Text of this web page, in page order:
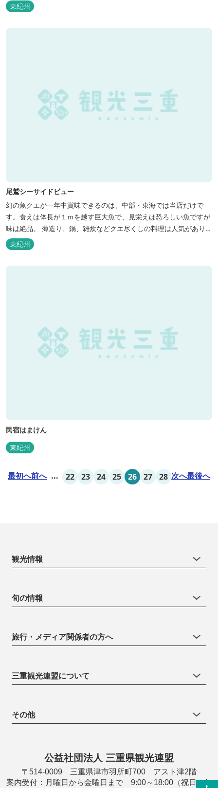
東紀州
尾鷲シーサイドビュー
幻の魚クエが一年中賞味できるのは、中部・東海では当店だけで
す。食えは体長が１ｍを越す巨大魚で、見栄えは恐ろしい魚ですが
味は絶品。 薄造り、鍋、雑炊などクエ尽くしの料理は人気がありま
す。ぜひご賞味ください（料理だけでも歌。また、宿泊者には船で
の無料遊覧サービス（１時間）を行ないます。
東紀州
民宿はまけん
東紀州
最初へ前へ ... 22 23 24 25 26 27 28 次へ最後へ
観光情報
旬の情報
旅行・メディア関係者の方へ
三重観光連盟について
その他
公益社団法人 三重県観光連盟
〒514-0009 三重県津市羽所町700 アスト津2階
案内受付：月曜日から金曜日まで 9:00～18:00（祝日・年